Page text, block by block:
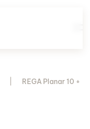
REGA Planar 10 +